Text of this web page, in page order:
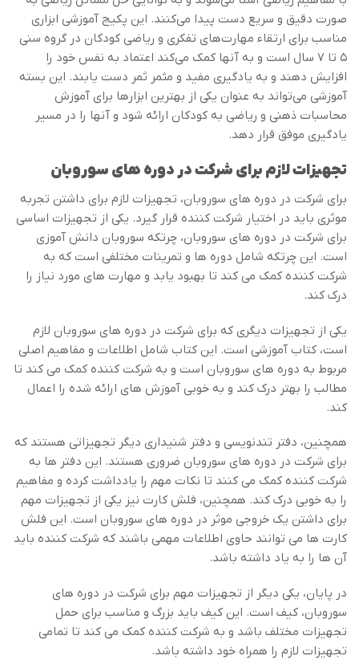
صورت دقیق و سریع دست پیدا می‌کنند. این پکیج آموزشی ابزاری
مناسب برای ارتقاء مهارت‌های تفکری و ریاضی کودکان در گروه سنی
۵ تا ۷ سال است و به آنها کمک می‌کند اعتماد به نفس خود را
افزایش دهند و به یادگیری مفید و مثمر ثمر دست یابند. این بسته
آموزشی می‌تواند به عنوان یکی از بهترین ابزارها برای آموزش
محاسبات ذهنی و ریاضی به کودکان ارائه شود و آنها را در مسیر
یادگیری موفق قرار دهد.
تجهیزات لازم برای شرکت در دوره های سوروبان
برای شرکت در دوره های سوروبان، تجهیزات لازم برای داشتن تجربه
موثری باید در اختیار شرکت کننده قرار گیرد. یکی از تجهیزات اساسی
برای شرکت در دوره های سوروبان، چرتکه سوروبان دانش آموزی
است. این چرتکه شامل دوره ها و تمرینات مختلفی است که به
شرکت کننده کمک می کند تا بهبود یابد و مهارت های مورد نیاز را
درک کند.
یکی از تجهیزات دیگری که برای شرکت در دوره های سوروبان لازم
است، کتاب آموزشی است. این کتاب شامل اطلاعات و مفاهیم اصلی
مربوط به دوره های سوروبان است و به شرکت کننده کمک می کند تا
مطالب را بهتر درک کند و به خوبی آموزش های ارائه شده را اعمال
کند.
همچنین، دفتر تندنویسی و دفتر شنیداری دیگر تجهیزاتی هستند که
برای شرکت در دوره های سوروبان ضروری هستند. این دفتر ها به
شرکت کننده کمک می کنند تا نکات مهم را یادداشت کرده و مفاهیم
را به خوبی درک کند. همچنین، فلش کارت نیز یکی از تجهیزات مهم
برای داشتن یک خروجی موثر در دوره های سوروبان است. این فلش
کارت ها می توانند حاوی اطلاعات مهمی باشند که شرکت کننده باید
آن ها را به یاد داشته باشد.
در پایان، یکی دیگر از تجهیزات مهم برای شرکت در دوره های
سوروبان، کیف است. این کیف باید بزرگ و مناسب برای حمل
تجهیزات مختلف باشد و به شرکت کننده کمک می کند تا تمامی
تجهیزات لازم را همراه خود داشته باشد.